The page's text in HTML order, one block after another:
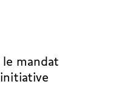
le mandat